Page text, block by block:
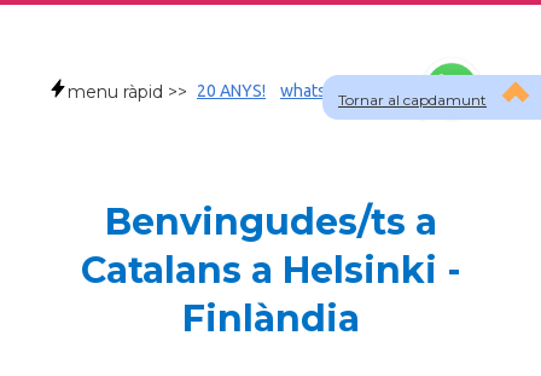
Tornar al capdamunt
menu ràpid >> 20 ANYS! whatsapp
Benvingudes/ts a
Catalans a Helsinki -
Finlàndia